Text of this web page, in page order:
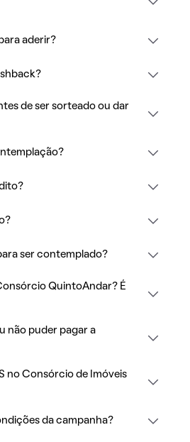
aderir?
de ser sorteado ou dar
ser contemplado?
QuintoAndar? É
não puder pagar a
no Consórcio de Imóveis
da campanha?